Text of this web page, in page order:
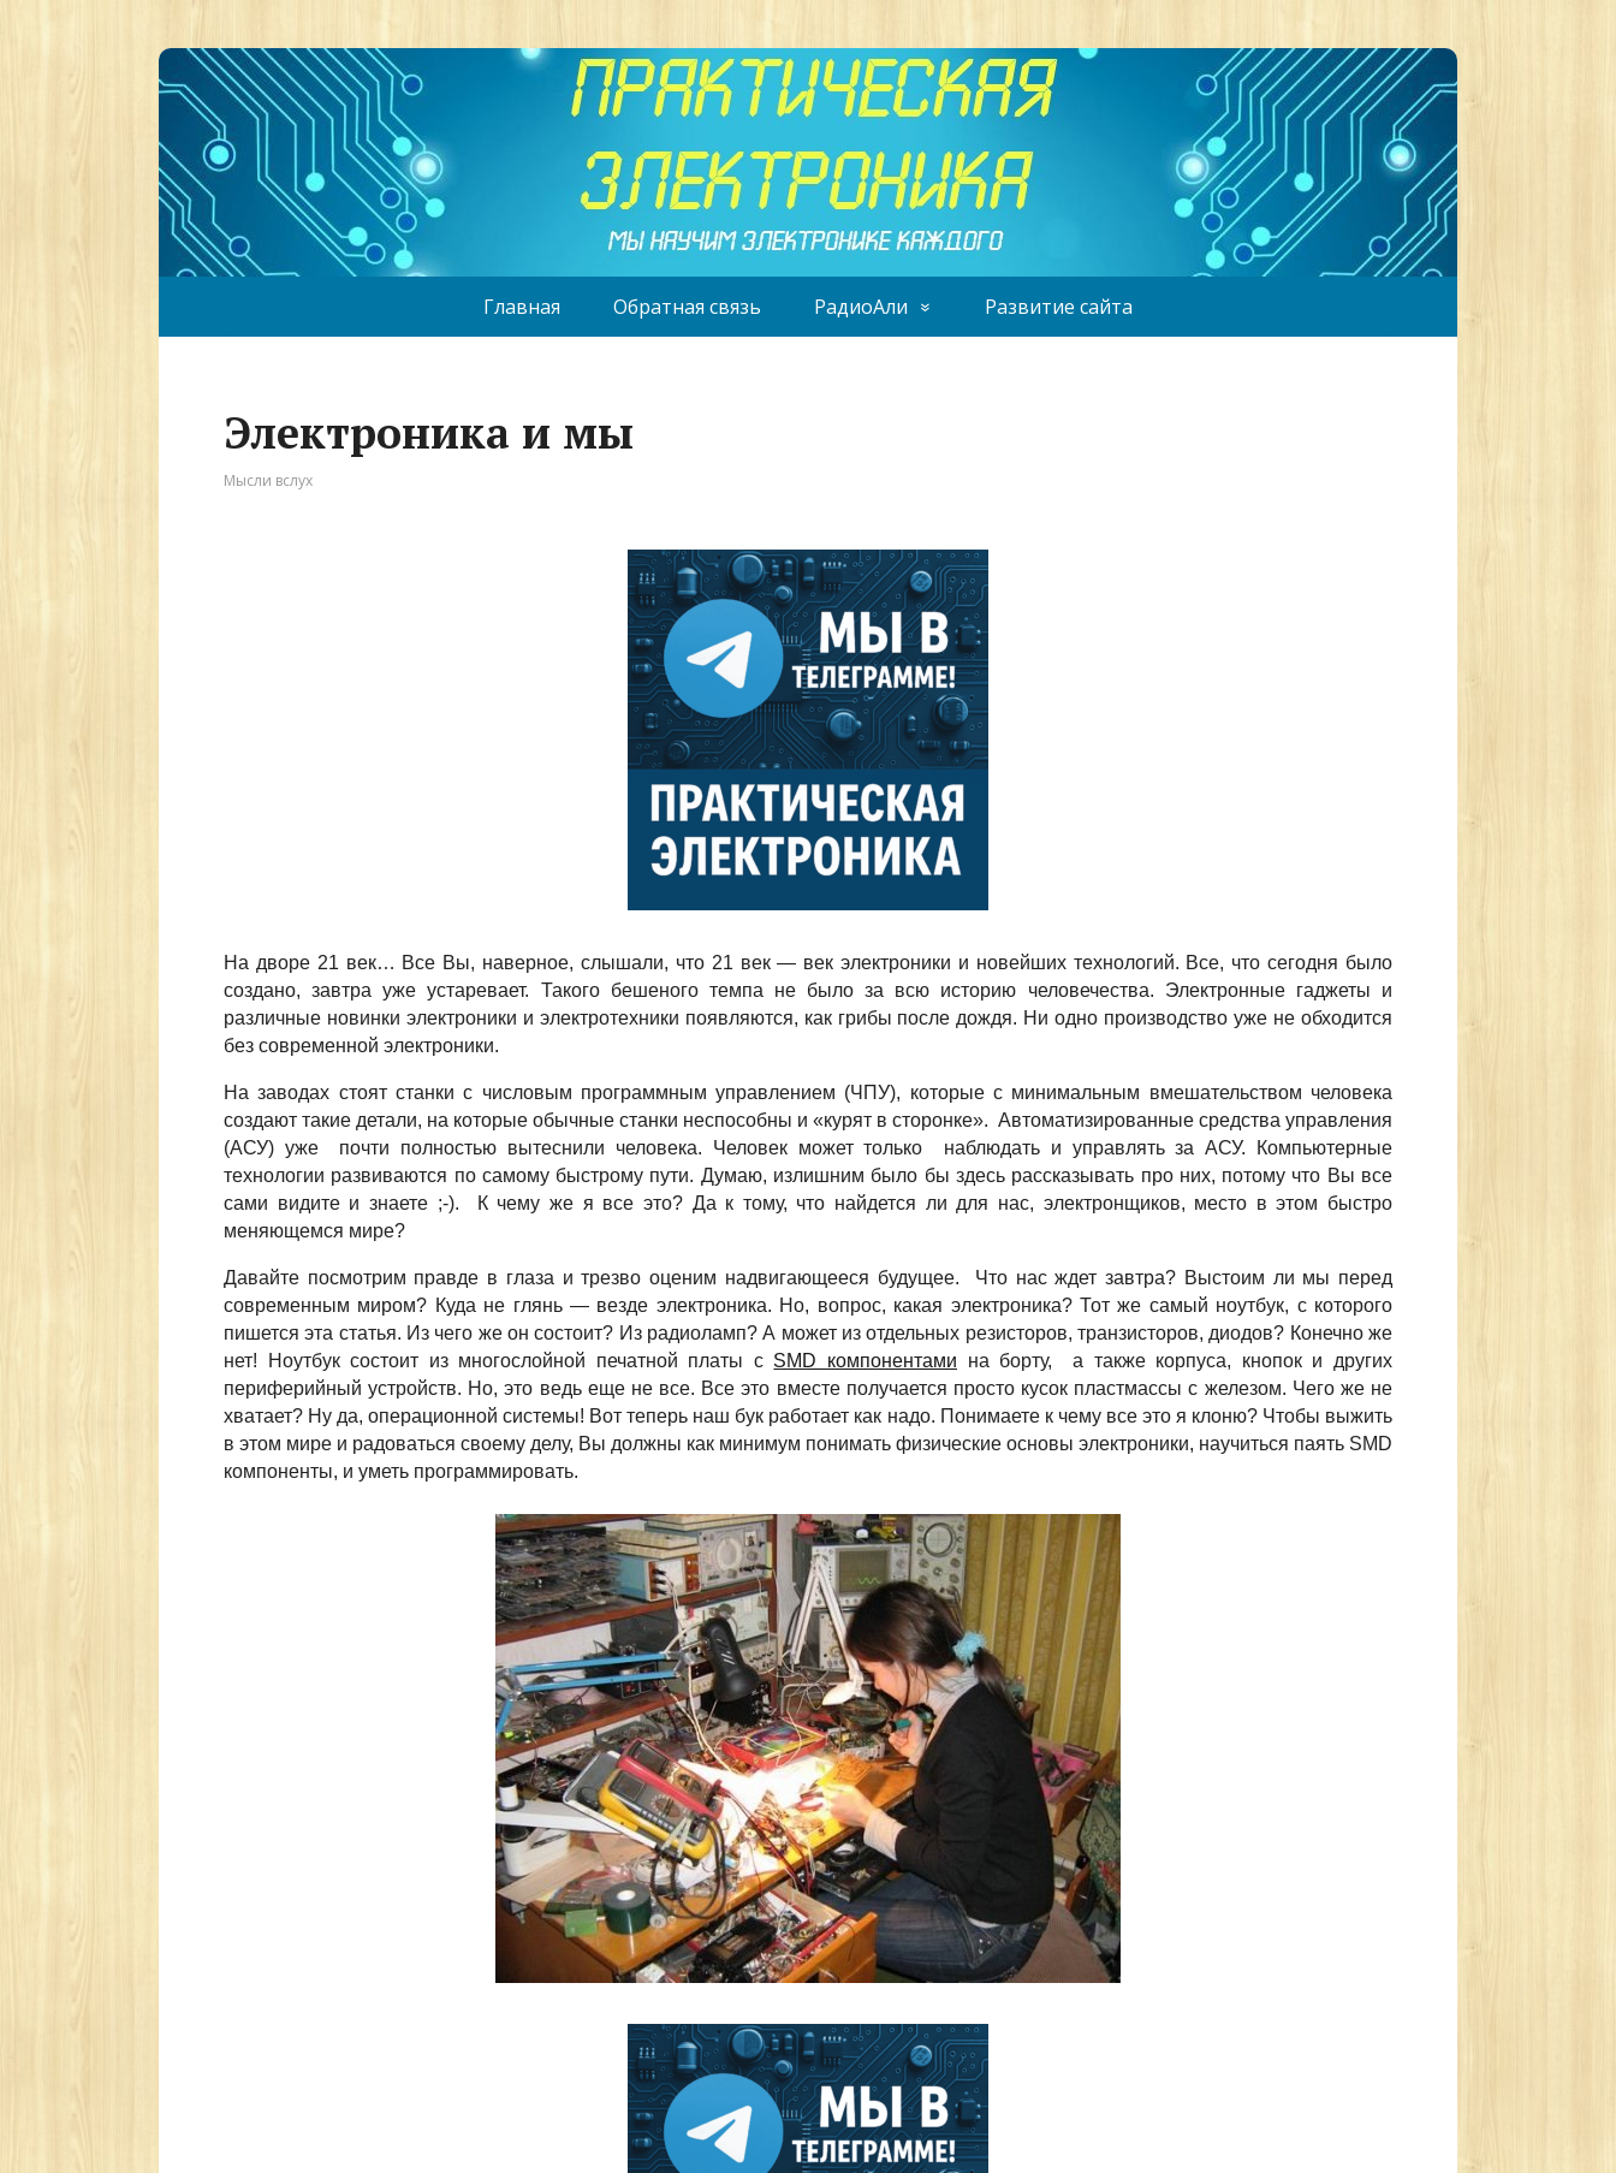
Главная Обратная связь РадиоАли Развитие сайта
Электроника и мы
Мысли вслух
На дворе 21 век… Все Вы, наверное, слышали, что 21 век — век электроники и новейших технологий. Все, что сегодня было
создано, завтра уже устаревает. Такого бешеного темпа не было за всю историю человечества. Электронные гаджеты и
различные новинки электроники и электротехники появляются, как грибы после дождя. Ни одно производство уже не обходится
без современной электроники.
На заводах стоят станки с числовым программным управлением (ЧПУ), которые с минимальным вмешательством человека
создают такие детали, на которые обычные станки неспособны и «курят в сторонке». Автоматизированные средства управления
(АСУ) уже почти полностью вытеснили человека. Человек может только наблюдать и управлять за АСУ. Компьютерные
технологии развиваются по самому быстрому пути. Думаю, излишним было бы здесь рассказывать про них, потому что Вы все
сами видите и знаете ;-). К чему же я все это? Да к тому, что найдется ли для нас, электронщиков, место в этом быстро
меняющемся мире?
Давайте посмотрим правде в глаза и трезво оценим надвигающееся будущее. Что нас ждет завтра? Выстоим ли мы перед
современным миром? Куда не глянь — везде электроника. Но, вопрос, какая электроника? Тот же самый ноутбук, с которого
пишется эта статья. Из чего же он состоит? Из радиоламп? А может из отдельных резисторов, транзисторов, диодов? Конечно же
нет! Ноутбук состоит из многослойной печатной платы с SMD компонентами на борту, а также корпуса, кнопок и других
периферийный устройств. Но, это ведь еще не все. Все это вместе получается просто кусок пластмассы с железом. Чего же не
хватает? Ну да, операционной системы! Вот теперь наш бук работает как надо. Понимаете к чему все это я клоню? Чтобы выжить
в этом мире и радоваться своему делу, Вы должны как минимум понимать физические основы электроники, научиться паять SMD
компоненты, и уметь программировать.